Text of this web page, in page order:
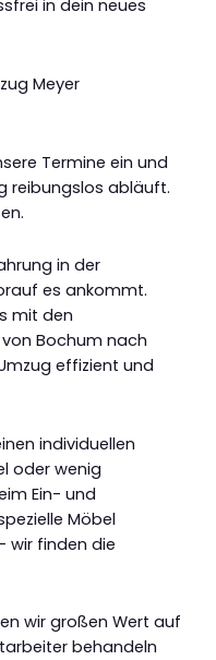
in dein neues
Meyer
Termine ein und
reibungslos abläuft.
in der
es ankommt.
mit den
Bochum nach
effizient und
individuellen
oder wenig
Ein- und
Möbel
wir finden die
wir großen Wert auf
behandeln